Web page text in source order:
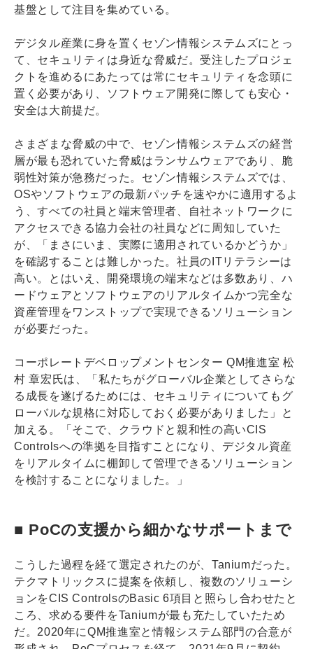
基盤として注目を集めている。
デジタル産業に身を置くセゾン情報システムズにとっ
て、セキュリティは身近な脅威だ。受注したプロジェ
クトを進めるにあたっては常にセキュリティを念頭に
置く必要があり、ソフトウェア開発に際しても安心・
安全は大前提だ。
さまざまな脅威の中で、セゾン情報システムズの経営
層が最も恐れていた脅威はランサムウェアであり、脆
弱性対策が急務だった。セゾン情報システムズでは、
OSやソフトウェアの最新パッチを速やかに適用するよ
う、すべての社員と端末管理者、自社ネットワークに
アクセスできる協力会社の社員などに周知していた
が、「まさにいま、実際に適用されているかどうか」
を確認することは難しかった。社員のITリテラシーは
高い。とはいえ、開発環境の端末などは多数あり、ハ
ードウェアとソフトウェアのリアルタイムかつ完全な
資産管理をワンストップで実現できるソリューション
が必要だった。
コーポレートデベロップメントセンター QM推進室 松
村 章宏氏は、「私たちがグローバル企業としてさらな
る成長を遂げるためには、セキュリティについてもグ
ローバルな規格に対応しておく必要がありました」と
加える。「そこで、クラウドと親和性の高いCIS
Controlsへの準拠を目指すことになり、デジタル資産
をリアルタイムに棚卸して管理できるソリューション
を検討することになりました。」
■ PoCの支援から細かなサポートまで
こうした過程を経て選定されたのが、Taniumだった。
テクマトリックスに提案を依頼し、複数のソリューシ
ョンをCIS ControlsのBasic 6項目と照らし合わせたと
ころ、求める要件をTaniumが最も充たしていたため
だ。2020年にQM推進室と情報システム部門の合意が